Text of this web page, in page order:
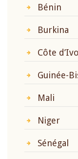
Bénin
Burkina
Côte
Guinée-
Mali
Niger
Sénégal